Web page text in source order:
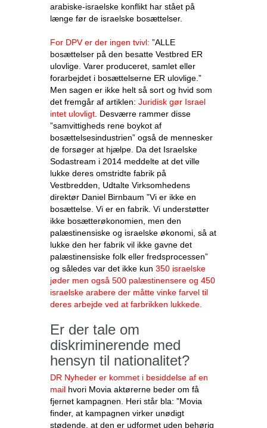
arabiske-israelske konflikt har stået på
længe før de israelske bosættelser.
For DPV er der ingen tvivl: ”ALLE
bosættelser på den besatte Vestbred ER
ulovlige. Varer produceret, samlet eller
forarbejdet i bosættelserne ER ulovlige.”
Men sagen er ikke helt så sort og hvid som
det fremgår af artiklen: Juridisk gør Israel
intet ulovligt . Desværre rammer disse
”samvittigheds rene boykot af
bosættelsesindustrien” også de mennesker
de forsøger at hjælpe. Da det Israelske
Sodastream i 2014 meddelte at det ville
lukke deres omstridte fabrik på
Vestbredden, Udtalte Virksomhedens
direktør Daniel Birnbaum ”Vi er ikke en
bosættelse. Vi er en fabrik. Vi understøtter
ikke bosætterøkonomien, men den
palæstinensiske og israelske økonomi, så at
lukke den her fabrik vil ikke gavne det
palæstinensiske folk eller fredsprocessen”
og således var det ikke kun 350 israelske
jøder men også 500 palæstinensere og 450
israelske arabere der måtte vinke farvel til
deres arbejde ved at farbrikken lukkede.
Er der tale om
diskriminerende med
hensyn til nationalitet?
DR Nyheder er kommet i besiddelse af en
mail hvori Movia aktørerne beder om få
fjernet kampagnen. Heri står bla: ”Movia
finder, at kampagnen virker unødigt
stødende, at den er udformet uden behørig